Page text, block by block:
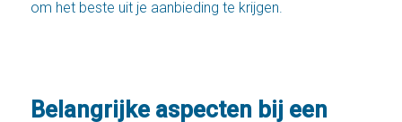
om het beste uit je aanbieding te krijgen.
Belangrijke aspecten bij een